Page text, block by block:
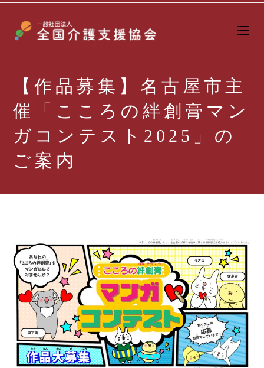
【作品募集】名古屋市主
催「こころの絆創膏マン
ガコンテスト2025」の
ご案内